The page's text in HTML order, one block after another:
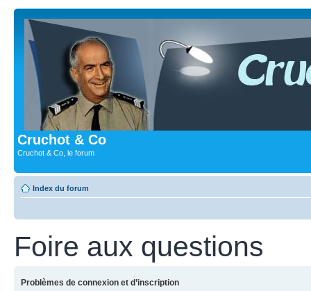
Cruchot & Co
Cruchot & Co, le forum
Index du forum
Foire aux questions
Problèmes de connexion et d’inscription